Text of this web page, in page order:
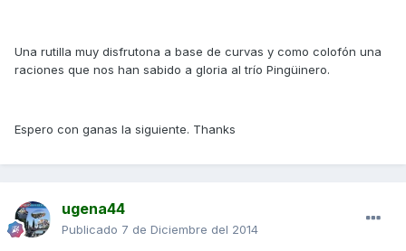
Una rutilla muy disfrutona a base de curvas y como colofón una
raciones que nos han sabido a gloria al trío Pingüinero.
Espero con ganas la siguiente. Thanks
ugena44
Publicado 7 de Diciembre del 2014